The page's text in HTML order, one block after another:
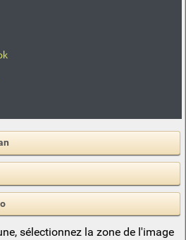
sélectionnez la zone de l'image